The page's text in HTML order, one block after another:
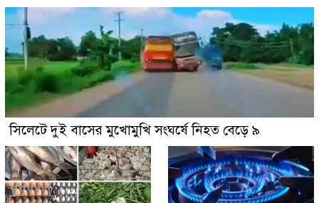
সিলেটে দুই বাসের মুখোমুখি সংঘর্ষে নিহত বেড়ে ৯